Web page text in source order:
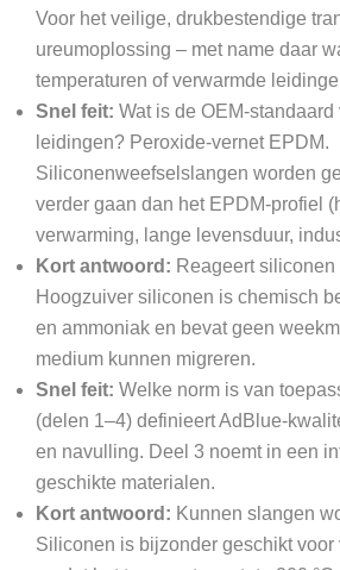
Voor het veilige, drukbestendige
ureumoplossing – met name daar
temperaturen of verwarmde
Snel feit: Wat is de OEM-
leidingen? Peroxide-vernet EPDM.
Siliconenweefselslangen worden
verder gaan dan het EPDM-profiel
verwarming, lange levensduur,
Kort antwoord: Reageert
Hoogzuiver siliconen is chemisch
en ammoniak en bevat geen
medium kunnen migreren.
Snel feit: Welke norm is van
(delen 1–4) definieert AdBlue-
en navulling. Deel 3 noemt in een
geschikte materialen.
Kort antwoord: Kunnen slangen
Siliconen is bijzonder geschikt